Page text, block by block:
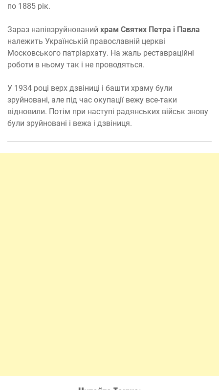
по 1885 рік.
Зараз напівзруйнований храм Святих Петра і Павла
належить Українській православній церкві
Московського патріархату. На жаль реставраційні
роботи в ньому так і не проводяться.
У 1934 році верх дзвіниці і башти храму були
зруйновані, але під час окупації вежу все-таки
відновили. Потім при наступі радянських військ знову
були зруйновані і вежа і дзвіниця.